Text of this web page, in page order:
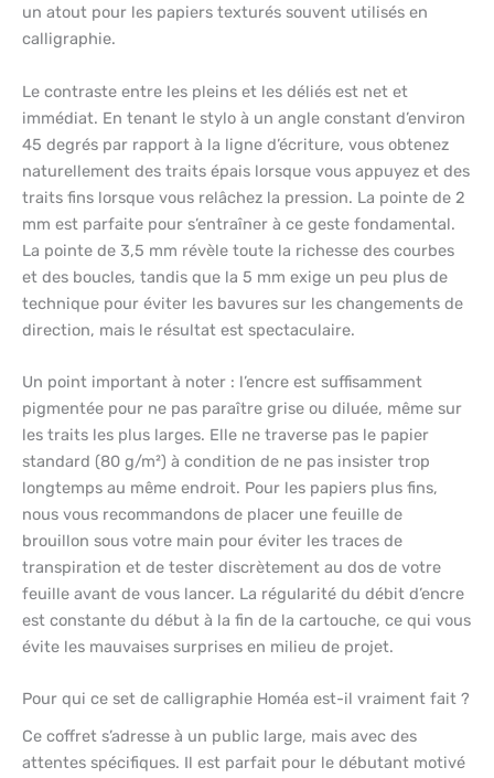
un atout pour les papiers texturés souvent utilisés en
calligraphie.
Le contraste entre les pleins et les déliés est net et
immédiat. En tenant le stylo à un angle constant d’environ
45 degrés par rapport à la ligne d’écriture, vous obtenez
naturellement des traits épais lorsque vous appuyez et des
traits fins lorsque vous relâchez la pression. La pointe de 2
mm est parfaite pour s’entraîner à ce geste fondamental.
La pointe de 3,5 mm révèle toute la richesse des courbes
et des boucles, tandis que la 5 mm exige un peu plus de
technique pour éviter les bavures sur les changements de
direction, mais le résultat est spectaculaire.
Un point important à noter : l’encre est suffisamment
pigmentée pour ne pas paraître grise ou diluée, même sur
les traits les plus larges. Elle ne traverse pas le papier
standard (80 g/m²) à condition de ne pas insister trop
longtemps au même endroit. Pour les papiers plus fins,
nous vous recommandons de placer une feuille de
brouillon sous votre main pour éviter les traces de
transpiration et de tester discrètement au dos de votre
feuille avant de vous lancer. La régularité du débit d’encre
est constante du début à la fin de la cartouche, ce qui vous
évite les mauvaises surprises en milieu de projet.
Pour qui ce set de calligraphie Homéa est-il vraiment fait ?
Ce coffret s’adresse à un public large, mais avec des
attentes spécifiques. Il est parfait pour le débutant motivé